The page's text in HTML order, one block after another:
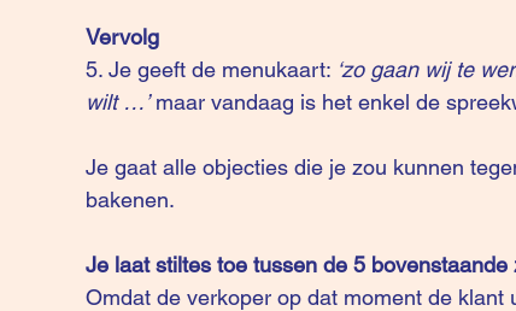
Vervolg
5. Je geeft de menukaart: ‘zo gaan wij te
wilt …’ maar vandaag is het enkel de
Je gaat alle objecties die je zou kunnen
bakenen.
Je laat stiltes toe tussen de 5 bovenstaande
Omdat de verkoper op dat moment de